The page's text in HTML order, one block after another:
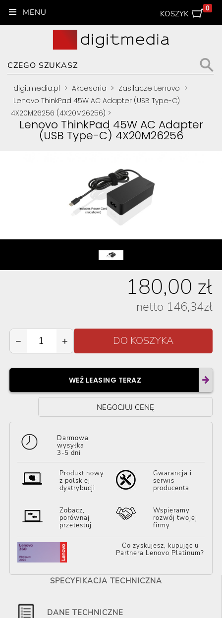
KOSZYK
0
digitmedia.pl > Akcesoria > Zasilacze Lenovo >
Lenovo ThinkPad 45W AC Adapter (USB Type-C)
4X20M26256 (4X20M26256) >
Lenovo ThinkPad 45W AC Adapter
(USB Type-C) 4X20M26256
180,00 zł
netto 146,34zł
− +
WEŹ LEASING TERAZ
NEGOCJUJ CENĘ
Darmowa
wysyłka
3-5 dni
Produkt nowy
z polskiej
dystrybucji
Gwarancja i
serwis
producenta
Zobacz,
porównaj
przetestuj
Wspieramy
rozwój twojej
firmy
Co zyskujesz, kupując u
Partnera Lenovo Platinum?
SPECYFIKACJA TECHNICZNA
DANE TECHNICZNE